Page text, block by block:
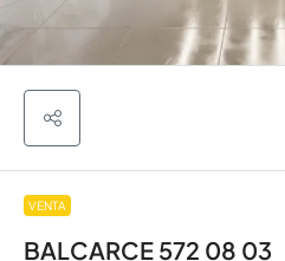
VENTA
BALCARCE 572 08 03